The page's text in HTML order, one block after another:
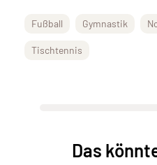
Fußball Gymnastik
Tischtennis
Das